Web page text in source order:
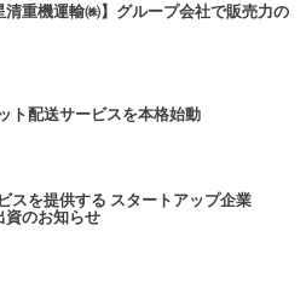
清重機運輸㈱】グループ会社で販売力の
ト配送サービスを本格始動
スを提供する スタートアップ企業
資のお知らせ